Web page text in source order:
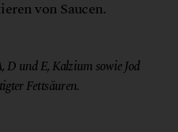
von Saucen.
und E, Kalzium sowie Jod
Fettsäuren.